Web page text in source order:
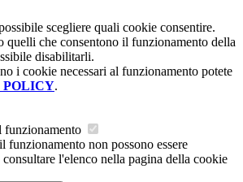
scegliere quali cookie consentire.
quelli che consentono il funzionamento della
disabilitarli.
i cookie necessari al funzionamento potete
POLICY.
funzionamento
funzionamento non possono essere
l'elenco nella pagina della cookie